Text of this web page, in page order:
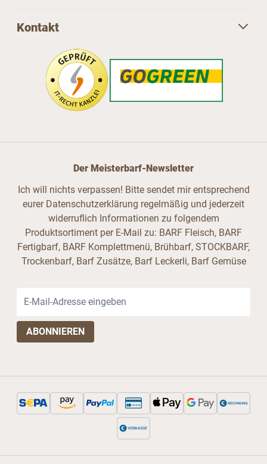
Kontakt
Der Meisterbarf-Newsletter
Ich will nichts verpassen! Bitte sendet mir entsprechend
eurer Datenschutzerklärung regelmäßig und jederzeit
widerruflich Informationen zu folgendem
Produktsortiment per E-Mail zu: BARF Fleisch, BARF
Fertigbarf, BARF Komplettmenü, Brühbarf, STOCKBARF,
Trockenbarf, Barf Zusätze, Barf Leckerli, Barf Gemüse